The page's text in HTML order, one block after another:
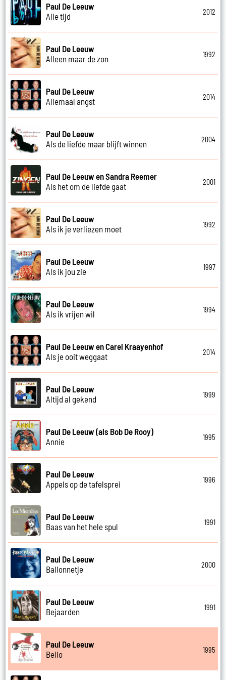
Paul De Leeuw
Alle tijd
2012
Paul De Leeuw
Alleen maar de zon
1992
Paul De Leeuw
Allemaal angst
2014
Paul De Leeuw
Als de liefde maar blijft winnen
2004
Paul De Leeuw en Sandra Reemer
Als het om de liefde gaat
2001
Paul De Leeuw
Als ik je verliezen moet
1992
Paul De Leeuw
Als ik jou zie
1997
Paul De Leeuw
Als ik vrijen wil
1994
Paul De Leeuw en Carel Kraayenhof
Als je ooit weggaat
2014
Paul De Leeuw
Altijd al gekend
1999
Paul De Leeuw (als Bob De Rooy)
Annie
1995
Paul De Leeuw
Appels op de tafelsprei
1996
Paul De Leeuw
Baas van het hele spul
1991
Paul De Leeuw
Ballonnetje
2000
Paul De Leeuw
Bejaarden
1991
Paul De Leeuw
Bello
1995